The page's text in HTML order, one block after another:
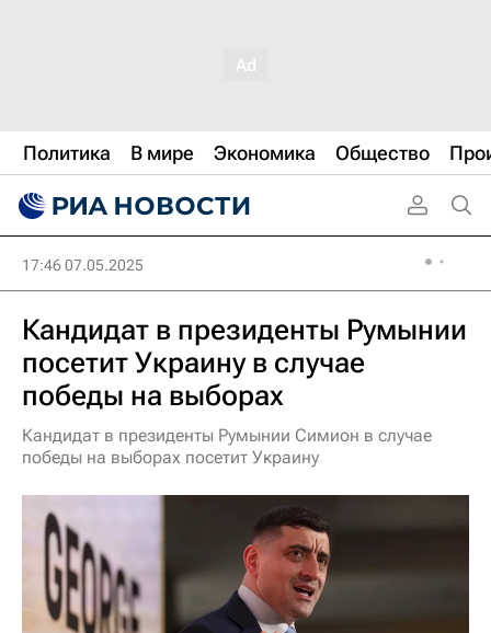
Политика В мире Экономика Общество
17:46 07.05.2025
Кандидат в президенты Румынии
посетит Украину в случае
победы на выборах
Кандидат в президенты Румынии Симион в случае
победы на выборах посетит Украину